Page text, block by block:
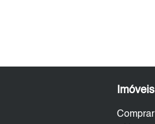
Imóveis
Comprar